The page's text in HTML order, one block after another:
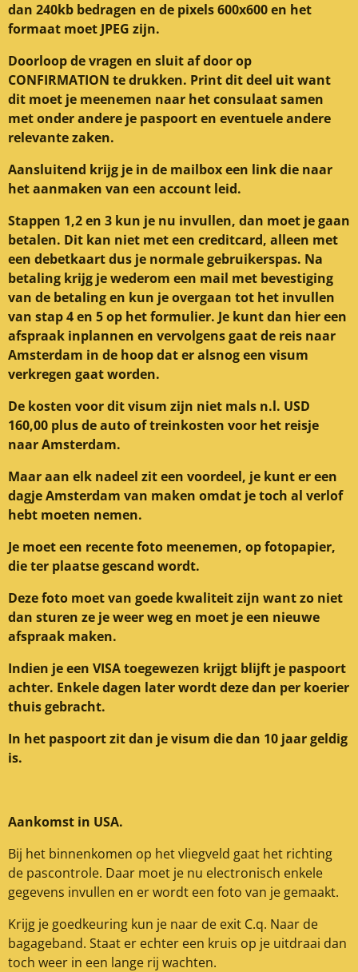
dan 240kb bedragen en de pixels 600x600 en het
formaat moet JPEG zijn.
Doorloop de vragen en sluit af door op
CONFIRMATION te drukken. Print dit deel uit want
dit moet je meenemen naar het consulaat samen
met onder andere je paspoort en eventuele andere
relevante zaken.
Aansluitend krijg je in de mailbox een link die naar
het aanmaken van een account leid.
Stappen 1,2 en 3 kun je nu invullen, dan moet je gaan
betalen. Dit kan niet met een creditcard, alleen met
een debetkaart dus je normale gebruikerspas. Na
betaling krijg je wederom een mail met bevestiging
van de betaling en kun je overgaan tot het invullen
van stap 4 en 5 op het formulier. Je kunt dan hier een
afspraak inplannen en vervolgens gaat de reis naar
Amsterdam in de hoop dat er alsnog een visum
verkregen gaat worden.
De kosten voor dit visum zijn niet mals n.l. USD
160,00 plus de auto of treinkosten voor het reisje
naar Amsterdam.
Maar aan elk nadeel zit een voordeel, je kunt er een
dagje Amsterdam van maken omdat je toch al verlof
hebt moeten nemen.
Je moet een recente foto meenemen, op fotopapier,
die ter plaatse gescand wordt.
Deze foto moet van goede kwaliteit zijn want zo niet
dan sturen ze je weer weg en moet je een nieuwe
afspraak maken.
Indien je een VISA toegewezen krijgt blijft je paspoort
achter. Enkele dagen later wordt deze dan per koerier
thuis gebracht.
In het paspoort zit dan je visum die dan 10 jaar geldig
is.
Aankomst in USA.
Bij het binnenkomen op het vliegveld gaat het richting
de pascontrole. Daar moet je nu electronisch enkele
gegevens invullen en er wordt een foto van je gemaakt.
Krijg je goedkeuring kun je naar de exit C.q. Naar de
bagageband. Staat er echter een kruis op je uitdraai dan
toch weer in een lange rij wachten.